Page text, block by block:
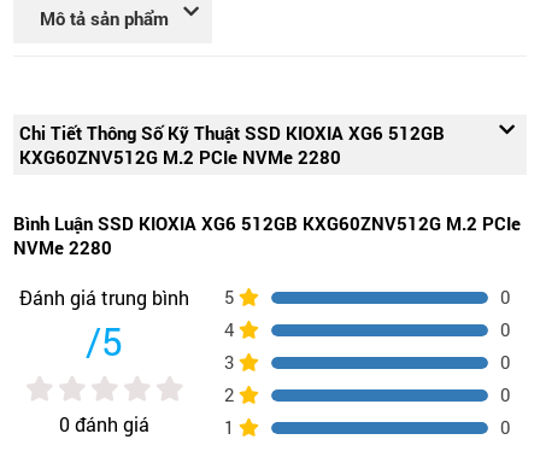
Mô tả sản phẩm
Chi Tiết Thông Số Kỹ Thuật SSD KIOXIA XG6 512GB
KXG60ZNV512G M.2 PCIe NVMe 2280
Bình Luận SSD KIOXIA XG6 512GB KXG60ZNV512G M.2 PCIe
NVMe 2280
Đánh giá trung bình
/5
0 đánh giá
5
0
4
0
3
0
2
0
1
0